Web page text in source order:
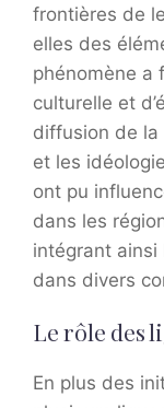
frontières de
elles des
phénomène a
culturelle et
diffusion de la
et les
ont pu
dans les
intégrant ainsi
dans divers
Le rôle des
En plus des